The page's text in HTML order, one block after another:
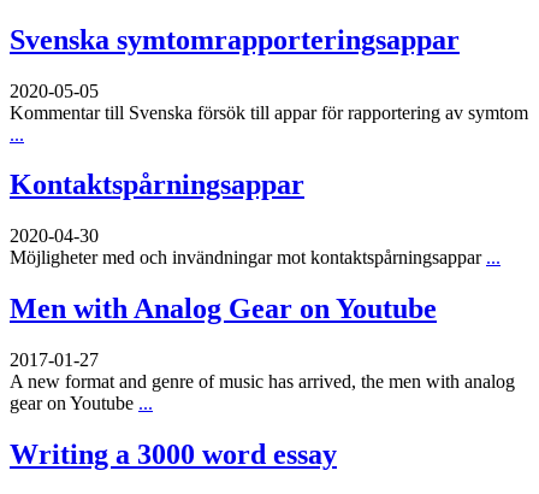
Svenska symtomrapporteringsappar
2020-05-05
Kommentar till Svenska försök till appar för rapportering av symtom
...
Kontaktspårningsappar
2020-04-30
Möjligheter med och invändningar mot kontaktspårningsappar ...
Men with Analog Gear on Youtube
2017-01-27
A new format and genre of music has arrived, the men with analog
gear on Youtube ...
Writing a 3000 word essay